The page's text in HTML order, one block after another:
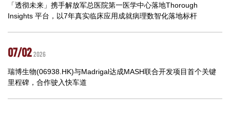
「透彻未来」携手解放军总医院第一医学中心落地Thorough
Insights 平台，以7年真实临床应用成就病理数智化落地标杆
07/022026
瑞博生物(06938.HK)与Madrigal达成MASH联合开发项目首个关键
里程碑，合作驶入快车道